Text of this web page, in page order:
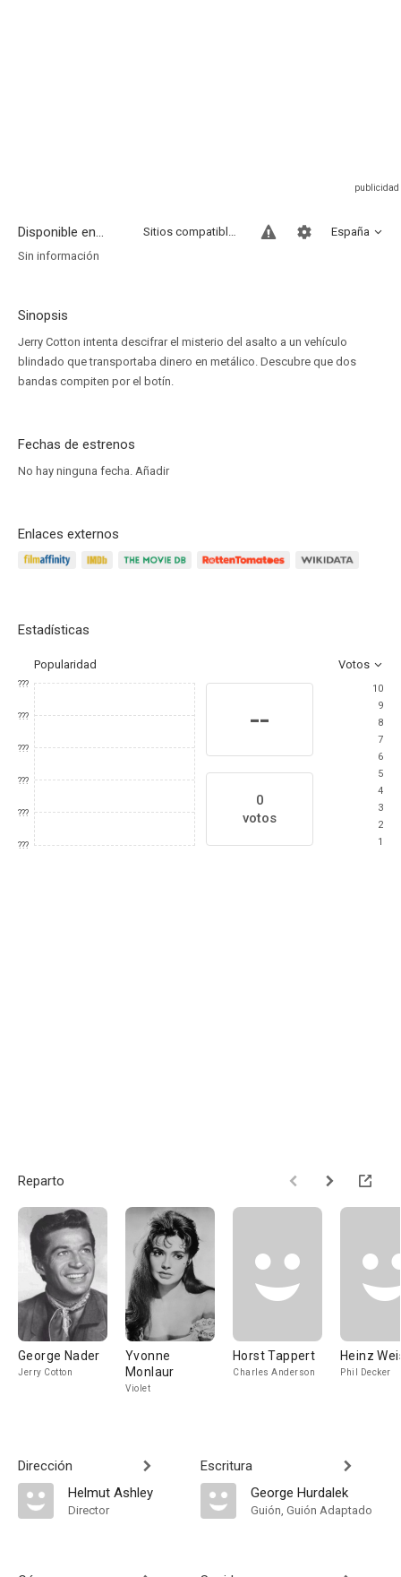
Disponible en... España
Sitios compatibles
Sin información
Sinopsis
Jerry Cotton intenta descifrar el misterio del asalto a un vehículo
blindado que transportaba dinero en metálico. Descubre que dos
bandas compiten por el botín.
Fechas de estrenos
No hay ninguna fecha. Añadir
Enlaces externos
Estadísticas
Popularidad Votos
???
???
???
???
???
???
--
0
votos
10
9
8
7
6
5
4
3
2
1
Reparto
George Nader
Jerry Cotton
Yvonne
Monlaur
Violet
Horst Tappert
Charles Anderson
Heinz
Phil Decker
Dirección
Helmut Ashley
Director
Escritura
George Hurdalek
Guión, Guión Adaptado